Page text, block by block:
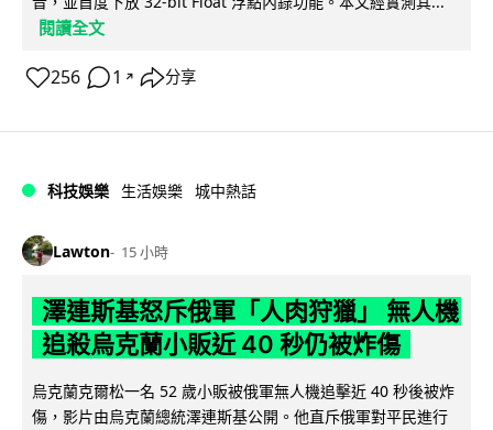
閱讀全文
256 1 ↗ 分享
科技娛樂 生活娛樂 城中熱話
Lawton 15 小時
澤連斯基怒斥俄軍「人肉狩獵」 無人機
追殺烏克蘭小販近 40 秒仍被炸傷
烏克蘭克爾松一名 52 歲小販被俄軍無人機追擊近 40 秒後被炸
傷，影片由烏克蘭總統澤連斯基公開。他直斥俄軍對平民進行